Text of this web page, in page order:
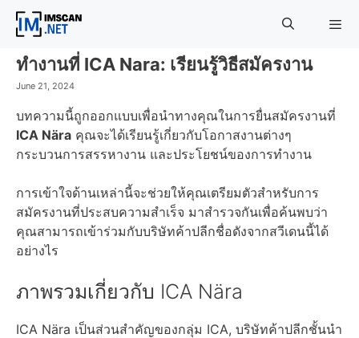
Skip
ทำงานที่ ICA Nara: เรียนรู้วิธีสมัครงาน
June 21, 2024
บทความนี้ถูกออกแบบเพื่อนำทางคุณในการยื่นสมัครงานที่
ICA Nära คุณจะได้เรียนรู้เกี่ยวกับโอกาสงานต่างๆ
กระบวนการสรรหางาน และประโยชน์ของการทำงาน
การเข้าใจด้านเหล่านี้จะช่วยให้คุณเตรียมตัวสำหรับการ
สมัครงานที่ประสบความสำเร็จ มาสำรวจกันเพื่อค้นพบว่า
คุณสามารถเข้าร่วมกับบริษัทค้าปลีกชื่อดังจากสวีเดนนี้ได้
อย่างไร
ภาพรวมเกี่ยวกับ ICA Nära
ICA Nära เป็นส่วนสำคัญของกลุ่ม ICA, บริษัทค้าปลีกชั้นนำ